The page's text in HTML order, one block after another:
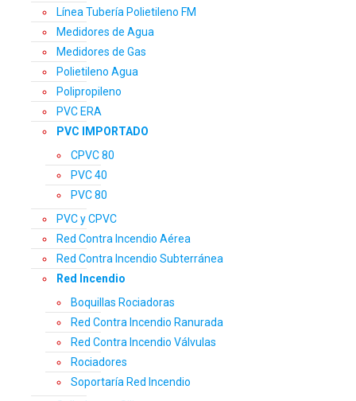
Línea Tubería Polietileno FM
Medidores de Agua
Medidores de Gas
Polietileno Agua
Polipropileno
PVC ERA
PVC IMPORTADO
CPVC 80
PVC 40
PVC 80
PVC y CPVC
Red Contra Incendio Aérea
Red Contra Incendio Subterránea
Red Incendio
Boquillas Rociadoras
Red Contra Incendio Ranurada
Red Contra Incendio Válvulas
Rociadores
Soportaría Red Incendio